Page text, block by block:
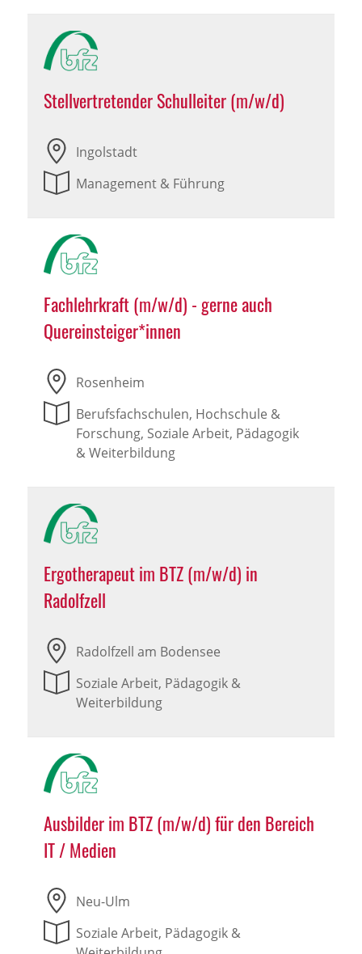
Stellvertretender Schulleiter (m/w/d)
Ingolstadt
Management & Führung
Fachlehrkraft (m/w/d) - gerne auch
Quereinsteiger*innen
Rosenheim
Berufsfachschulen, Hochschule &
Forschung, Soziale Arbeit, Pädagogik
& Weiterbildung
Ergotherapeut im BTZ (m/w/d) in
Radolfzell
Radolfzell am Bodensee
Soziale Arbeit, Pädagogik &
Weiterbildung
Ausbilder im BTZ (m/w/d) für den Bereich
IT / Medien
Neu-Ulm
Soziale Arbeit, Pädagogik &